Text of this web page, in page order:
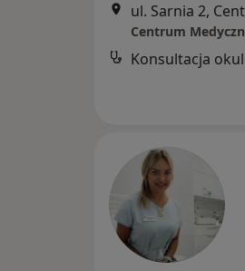
Centrum
Konsultacja